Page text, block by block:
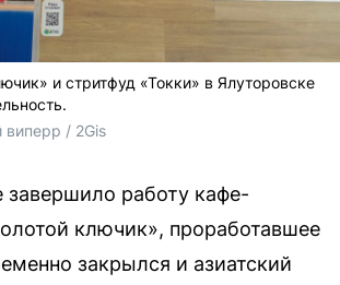
и стритфуд «Токки» в Ялуторовске
виперр / 2Gis
завершило работу кафе-
ключик», проработавшее
закрылся и азиатский